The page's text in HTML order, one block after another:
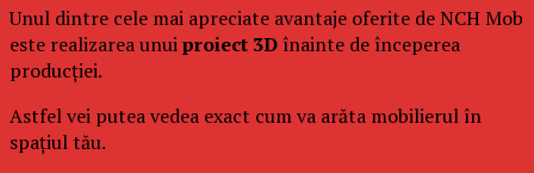
Unul dintre cele mai apreciate avantaje oferite de NCH Mob
este realizarea unuiproiect 3D înainte de începerea
producției.
Astfel vei putea vedea exact cum va arăta mobilierul în
spațiul tău.